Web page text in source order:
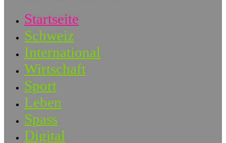
Startseite
Schweiz
International
Wirtschaft
Sport
Leben
Spass
Digital